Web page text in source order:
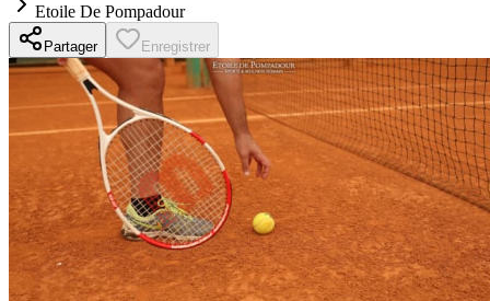
Etoile De Pompadour
Partager Enregistrer